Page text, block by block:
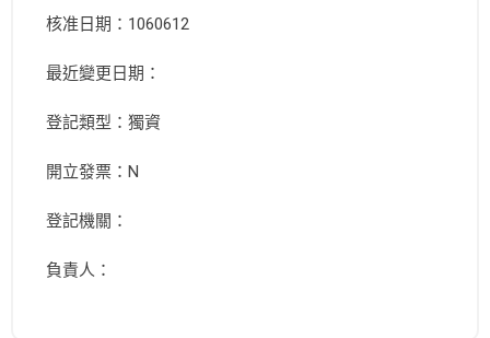
核准日期：1060612
最近變更日期：
登記類型：獨資
開立發票：N
登記機關：
負責人：